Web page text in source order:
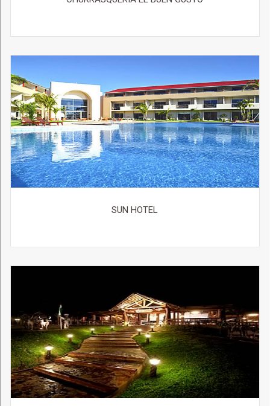
SUN HOTEL